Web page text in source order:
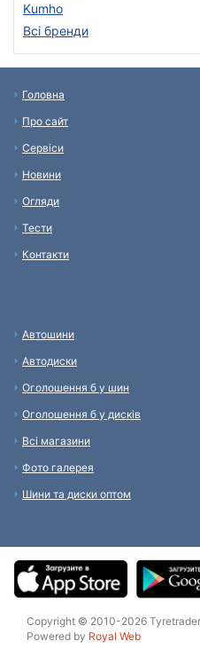
Kumho
Всі бренди
Головна
Про сайт
Сервіси
Новини
Огляди
Тести
Контакти
Автошини
Автодиски
Оголошення б у шин
Оголошення б у дисків
Всі магазини
Фото галерея
Шини та диски оптом
Copyright © 2010-2026
Powered by Royal Web